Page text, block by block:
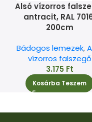
Alsó vízorros
antracit, RAL
200cm
Bádogos lemezek,
vízorros falszegő
3.175 Ft
Kosárba Teszem